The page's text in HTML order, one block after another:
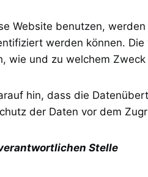
Website benutzen,
werden können.
wie und zu welchem
hin, dass die
der Daten vor dem
Stelle